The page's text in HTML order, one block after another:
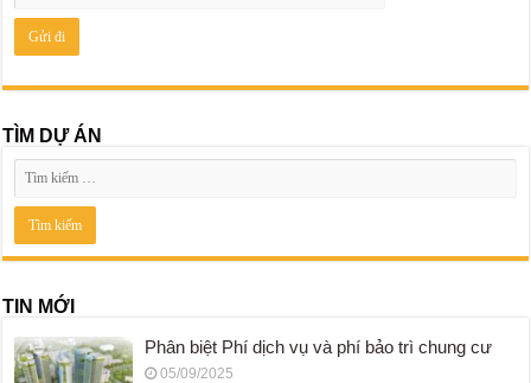
TÌM DỰ ÁN
TIN MỚI
Phân biệt Phí dịch vụ và phí bảo trì chung cư
05/09/2025